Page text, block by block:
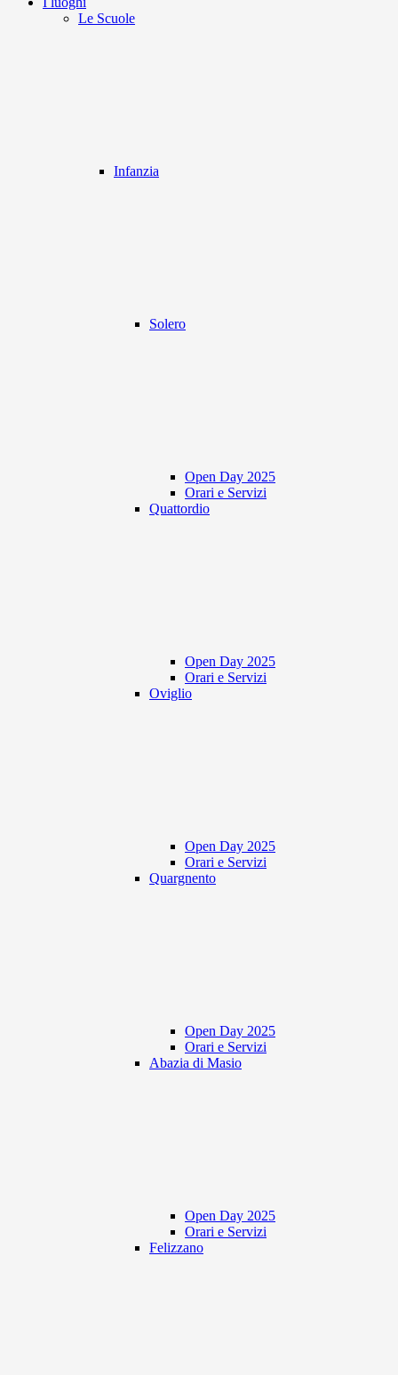
Le Scuole
Infanzia
Solero
Open Day 2025
Orari e Servizi
Quattordio
Open Day 2025
Orari e Servizi
Oviglio
Open Day 2025
Orari e Servizi
Quargnento
Open Day 2025
Orari e Servizi
Abazia di Masio
Open Day 2025
Orari e Servizi
Felizzano